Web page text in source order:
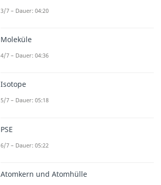
3/7 – Dauer: 04:20
Moleküle
4/7 – Dauer: 04:36
Isotope
5/7 – Dauer: 05:18
PSE
6/7 – Dauer: 05:22
Atomkern und Atomhülle